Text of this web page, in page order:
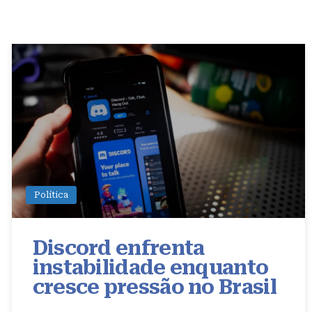
Política
Discord enfrenta
instabilidade enquanto
cresce pressão no Brasil